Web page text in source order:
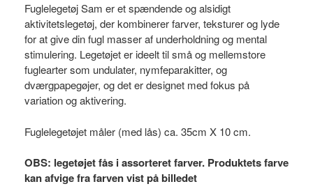
Fuglelegetøj Sam er et spændende og alsidigt
aktivitetslegetøj, der kombinerer farver, teksturer og lyde
for at give din fugl masser af underholdning og mental
stimulering. Legetøjet er ideelt til små og mellemstore
fuglearter som undulater, nymfeparakitter, og
dværgpapegøjer, og det er designet med fokus på
variation og aktivering.
Fuglelegetøjet måler (med lås) ca. 35cm X 10 cm.
OBS: legetøjet fås i assorteret farver. Produktets farve
kan afvige fra farven vist på billedet